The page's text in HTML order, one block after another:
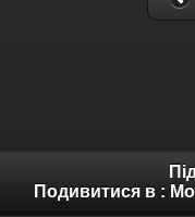
Подивитися в :